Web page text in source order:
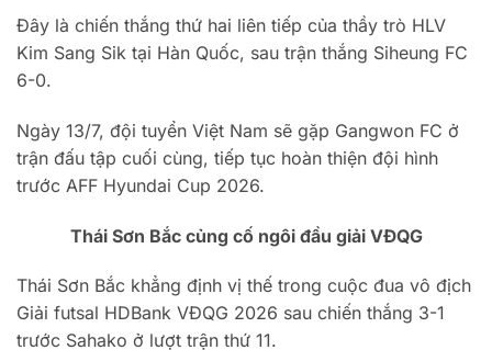
Đây là chiến thắng thứ hai liên tiếp của thầy trò HLV
Kim Sang Sik tại Hàn Quốc, sau trận thắng Siheung FC
6-0.
Ngày 13/7, đội tuyển Việt Nam sẽ gặp Gangwon FC ở
trận đấu tập cuối cùng, tiếp tục hoàn thiện đội hình
trước AFF Hyundai Cup 2026.
Thái Sơn Bắc củng cố ngôi đầu giải VĐQG
Thái Sơn Bắc khẳng định vị thế trong cuộc đua vô địch
Giải futsal HDBank VĐQG 2026 sau chiến thắng 3-1
trước Sahako ở lượt trận thứ 11.